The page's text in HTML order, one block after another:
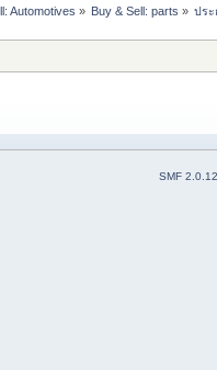
Automotives » Buy & Sell: parts » ปร
SMF 2.0.12